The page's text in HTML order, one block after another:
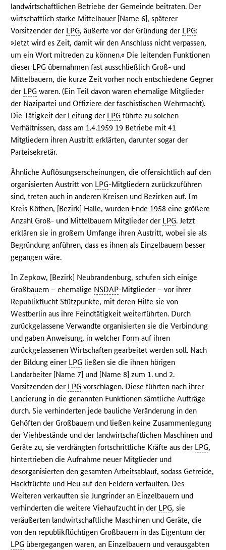
landwirtschaftlichen Betriebe der Gemeinde beitraten. Der
wirtschaftlich starke Mittelbauer [Name 6], späterer
Vorsitzender der LPG, äußerte vor der Gründung der LPG:
»Jetzt wird es Zeit, damit wir den Anschluss nicht verpassen,
um ein Wort mitreden zu können.« Die leitenden Funktionen
dieser LPG übernahmen fast ausschließlich Groß- und
Mittelbauern, die kurze Zeit vorher noch entschiedene Gegner
der LPG waren. (Ein Teil davon waren ehemalige Mitglieder
der Nazipartei und Offiziere der faschistischen Wehrmacht).
Die Tätigkeit der Leitung der LPG führte zu solchen
Verhältnissen, dass am 1.4.1959 19 Betriebe mit 41
Mitgliedern ihren Austritt erklärten, darunter sogar der
Parteisekretär.
Ähnliche Auflösungserscheinungen, die offensichtlich auf den
organisierten Austritt von LPG-Mitgliedern zurückzuführen
sind, treten auch in anderen Kreisen und Bezirken auf. Im
Kreis Köthen, [Bezirk] Halle, wurden Ende 1958 eine größere
Anzahl Groß- und Mittelbauern Mitglieder der LPG. Jetzt
erklären sie in großem Umfange ihren Austritt, wobei sie als
Begründung anführen, dass es ihnen als Einzelbauern besser
gegangen wäre.
In Zepkow, [Bezirk] Neubrandenburg, schufen sich einige
Großbauern – ehemalige NSDAP-Mitglieder – vor ihrer
Republikflucht Stützpunkte, mit deren Hilfe sie von
Westberlin aus ihre Feindtätigkeit weiterführten. Durch
zurückgelassene Verwandte organisierten sie die Verbindung
und gaben Anweisung, in welcher Form auf ihren
zurückgelassenen Wirtschaften gearbeitet werden soll. Nach
der Bildung einer LPG ließen sie die ihnen hörigen
Landarbeiter [Name 7] und [Name 8] zum 1. und 2.
Vorsitzenden der LPG vorschlagen. Diese führten nach ihrer
Lancierung in die genannten Funktionen sämtliche Aufträge
durch. Sie verhinderten jede bauliche Veränderung in den
Gehöften der Großbauern und ließen keine Zusammenlegung
der Viehbestände und der landwirtschaftlichen Maschinen und
Geräte zu, sie verdrängten fortschrittliche Kräfte aus der LPG,
hintertrieben die Aufnahme neuer Mitglieder und
desorganisierten den gesamten Arbeitsablauf, sodass Getreide,
Hackfrüchte und Heu auf den Feldern verfaulten. Des
Weiteren verkauften sie Jungrinder an Einzelbauern und
verhinderten die weitere Viehaufzucht in der LPG, sie
veräußerten landwirtschaftliche Maschinen und Geräte, die
von den republikflüchtigen Großbauern in das Eigentum der
LPG übergegangen waren, an Einzelbauern und verausgabten